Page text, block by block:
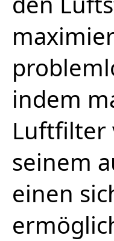
indem
Luftfilter
seinem
einen